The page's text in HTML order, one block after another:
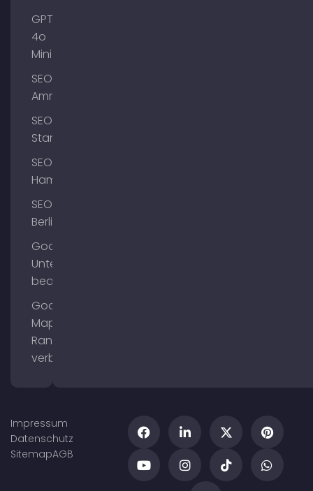
GPT-
4o
Mini
SEO
Ammersee
SEO
Starnberg
SEO
Hamburg
SEO
Berlin
Google
Unternehmensprofil
bearbeiten
Google
Maps
Ranking
verbessern
Impressum
Datenschutz
SitemapAGB